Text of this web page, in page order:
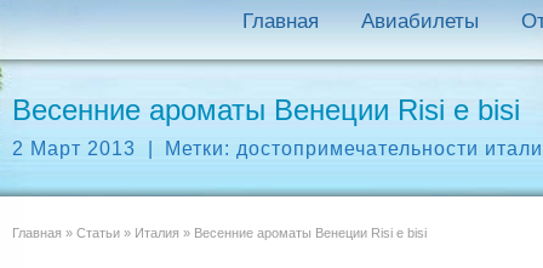
Главная Авиабилеты
Весенние ароматы Венеции Risi e bisi
2 Март 2013 Метки: достопримечательности
Главная » Статьи » Италия » Весенние ароматы Венеции Risi e bisi